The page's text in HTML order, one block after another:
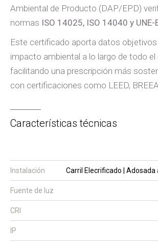
Ambiental de Producto (DAP/EPD)
normas ISO 14025, ISO 14040 y UNE-
Este certificado aporta datos
impacto ambiental a lo largo de todo el
facilitando una prescripción más
con certificaciones como LEED,
Características técnicas
Instalación Carril Elecrificado | Adosada
Fuente de luz
CRI
IP